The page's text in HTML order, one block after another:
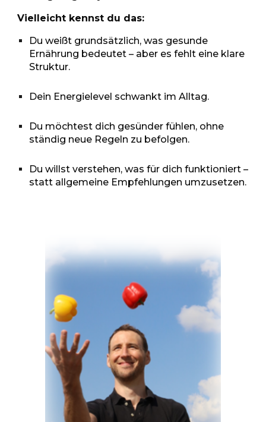
Vielleicht kennst du das:
Du weißt grundsätzlich, was gesunde
Ernährung bedeutet – aber es fehlt eine klare
Struktur.
Dein Energielevel schwankt im Alltag.
Du möchtest dich gesünder fühlen, ohne
ständig neue Regeln zu befolgen.
Du willst verstehen, was für dich funktioniert –
statt allgemeine Empfehlungen umzusetzen.